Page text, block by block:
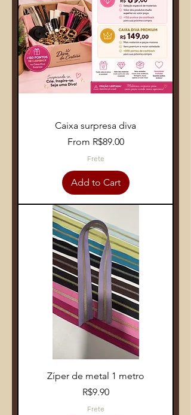
Caixa surpresa diva
From R$89.00
Sale Price
Frete
Add to Cart
Zíper de metal 1 metro
Price
R$9.90
Frete